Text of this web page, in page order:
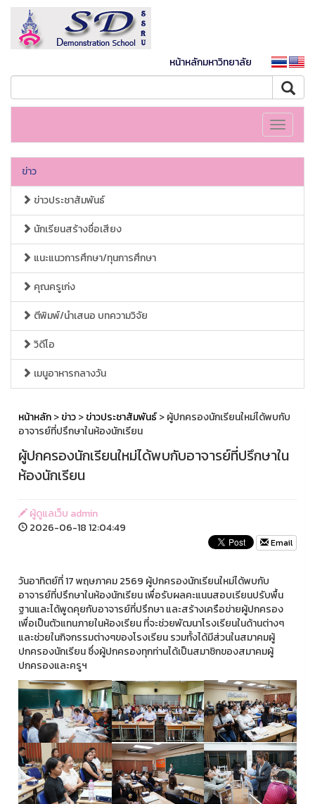
หน้าหลักมหาวิทยาลัย
Toggle
ข่าว
ข่าวประชาสัมพันธ์
นักเรียนสร้างชื่อเสียง
แนะแนวการศึกษา/ทุนการศึกษา
คุณครูเก่ง
ตีพิมพ์/นำเสนอ บทความวิจัย
วิดีโอ
เมนูอาหารกลางวัน
หน้าหลัก>ข่าว>ข่าวประชาสัมพันธ์> ผู้ปกครองนักเรียนใหม่ได้พบกับ
อาจารย์ที่ปรึกษาในห้องนักเรียน
ผู้ปกครองนักเรียนใหม่ได้พบกับอาจารย์ที่ปรึกษาใน
ห้องนักเรียน
ผู้ดูแลเว็บ admin
2026-06-18 12:04:49
Email
วันอาทิตย์ที่ 17 พฤษภาคม 2569 ผู้ปกครองนักเรียนใหม่ได้พบกับ
อาจารย์ที่ปรึกษาในห้องนักเรียน เพื่อรับผลคะแนนสอบเรียนปรับพื้น
ฐานและได้พูดคุยกับอาจารย์ที่ปรึกษา และสร้างเครือข่ายผู้ปกครอง
เพื่อเป็นตัวแทนภายในห้องเรียน ที่จะช่วยพัฒนาโรงเรียนในด้านต่างๆ
และช่วยในกิจกรรมต่างๆของโรงเรียน รวมทั้งได้มีส่วนในสมาคมผู้
ปกครองนักเรียน ซึ่งผู้ปกครองทุกท่านได้เป็นสมาชิกของสมาคมผู้
ปกครองและครูฯ